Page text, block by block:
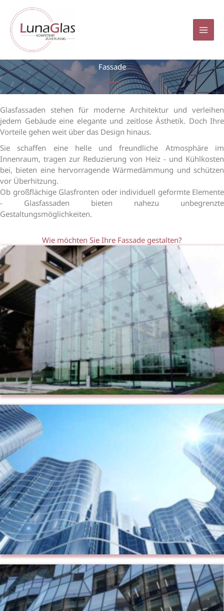
Inhalt
springen
Fassade
Glasfassaden stehen für moderne Architektur und verleihen
jedem Gebäude eine elegante und zeitlose Ästhetik. Doch Ihre
Vorteile gehen weit über das Design hinaus.
Sie schaffen eine helle und freundliche Atmosphäre im
Innenraum, tragen zur Reduzierung von Heiz - und Kühlkosten
bei, bieten eine hervorragende Wärmedämmung und schützen
vor Überhitzung.
Ob großflächige Glasfronten oder individuell geformte Elemente
- Glasfassaden bieten nahezu unbegrenzte
Gestaltungsmöglichkeiten.
Wie möchten Sie Ihre Fassade gestalten?